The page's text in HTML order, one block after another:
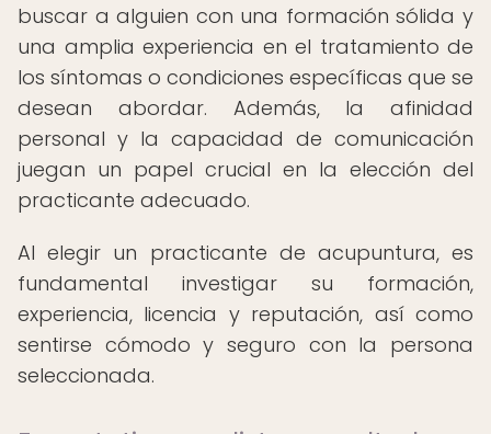
buscar a alguien con una formación sólida y
una amplia experiencia en el tratamiento de
los síntomas o condiciones específicas que se
desean abordar. Además, la afinidad
personal y la capacidad de comunicación
juegan un papel crucial en la elección del
practicante adecuado.
Al elegir un practicante de acupuntura, es
fundamental investigar su formación,
experiencia, licencia y reputación, así como
sentirse cómodo y seguro con la persona
seleccionada.